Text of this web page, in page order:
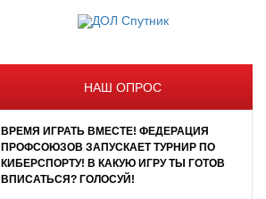
НАШ ОПРОС
ВРЕМЯ ИГРАТЬ ВМЕСТЕ! ФЕДЕРАЦИЯ
ПРОФСОЮЗОВ ЗАПУСКАЕТ ТУРНИР ПО
КИБЕРСПОРТУ! В КАКУЮ ИГРУ ТЫ ГОТОВ
ВПИСАТЬСЯ? ГОЛОСУЙ!